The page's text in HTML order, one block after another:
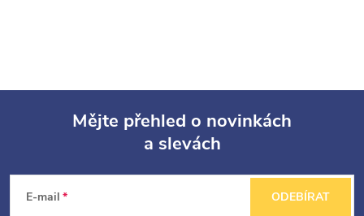
Mějte přehled o novinkách
a slevách
E-mail ODEBÍRAT